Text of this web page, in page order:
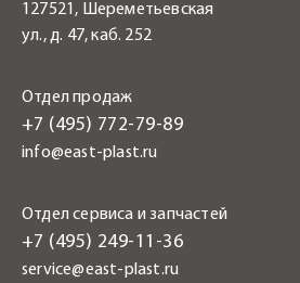
127521, Шереметьевская
ул., д. 47, каб. 252
Отдел продаж
+7 (495) 772-79-89
info@east-plast.ru
Отдел сервиса и запчастей
+7 (495) 249-11-36
service@east-plast.ru